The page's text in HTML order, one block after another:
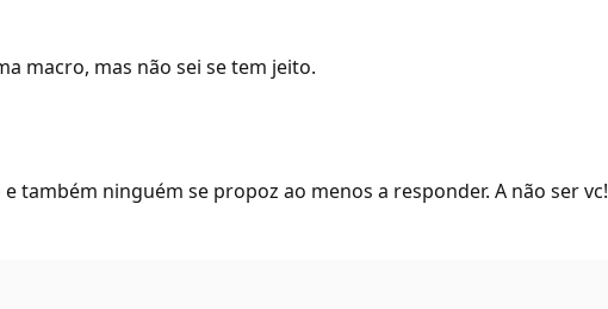
macro, mas não sei se tem jeito.
também ninguém se propoz ao menos a responder. A não ser vc!